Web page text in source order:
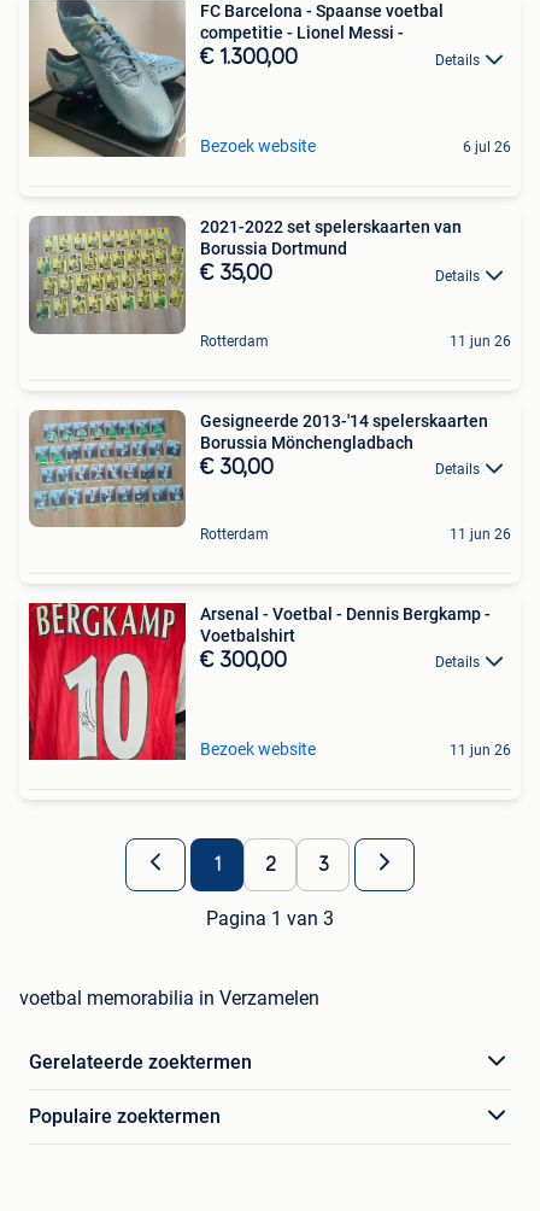
FC Barcelona - Spaanse voetbal
competitie - Lionel Messi -
€ 1.300,00 Details
Bezoek website 6 jul 26
2021-2022 set spelerskaarten van
Borussia Dortmund
€ 35,00 Details
Rotterdam 11 jun 26
Gesigneerde 2013-'14 spelerskaarten
Borussia Mönchengladbach
€ 30,00 Details
Rotterdam 11 jun 26
Arsenal - Voetbal - Dennis Bergkamp -
Voetbalshirt
€ 300,00 Details
Bezoek website 11 jun 26
1 2 3
Pagina 1 van 3
voetbal memorabilia in Verzamelen
Gerelateerde zoektermen
Populaire zoektermen